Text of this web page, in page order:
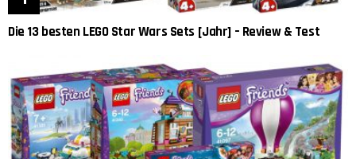
Die 13 besten LEGO Star Wars Sets [Jahr] – Review & Test